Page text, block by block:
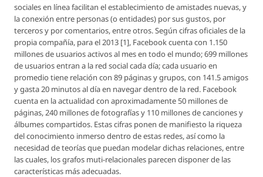
sociales en línea facilitan el establecimiento de amistades nuevas, y
la conexión entre personas (o entidades) por sus gustos, por
terceros y por comentarios, entre otros. Según cifras oficiales de la
propia compañía, para el 2013 [1], Facebook cuenta con 1.150
millones de usuarios activos al mes en todo el mundo; 699 millones
de usuarios entran a la red social cada día; cada usuario en
promedio tiene relación con 89 páginas y grupos, con 141.5 amigos
y gasta 20 minutos al día en navegar dentro de la red. Facebook
cuenta en la actualidad con aproximadamente 50 millones de
páginas, 240 millones de fotografías y 110 millones de canciones y
álbumes compartidos. Estas cifras ponen de manifiesto la riqueza
del conocimiento inmerso dentro de estas redes, así como la
necesidad de teorías que puedan modelar dichas relaciones, entre
las cuales, los grafos muti-relacionales parecen disponer de las
características más adecuadas.